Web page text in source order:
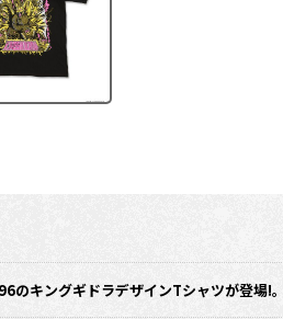
のキングギドラデザインTシャツが登場!。